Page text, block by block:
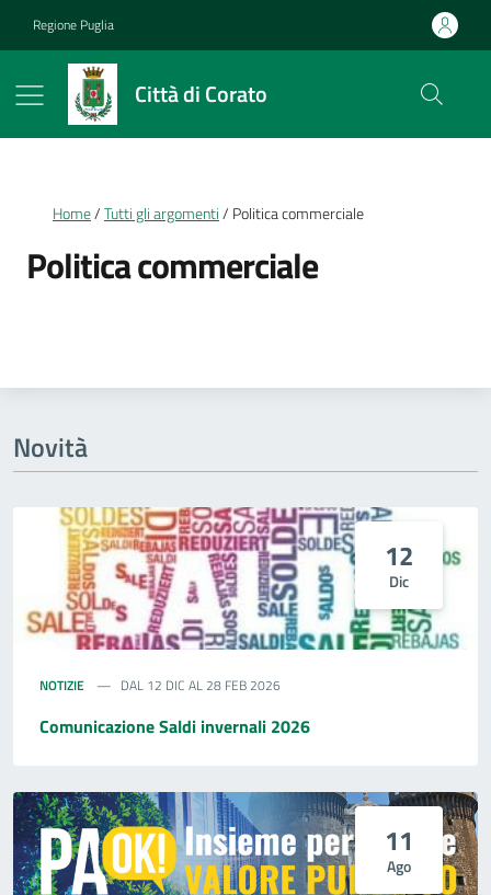
Regione Puglia
Città di Corato
Briciole di pane
Home Tutti gli argomenti Politica commerciale
Politica commerciale
Novità
12
Dic
NOTIZIE DAL 12 DIC AL 28 FEB 2026
Comunicazione Saldi invernali 2026
11
Ago